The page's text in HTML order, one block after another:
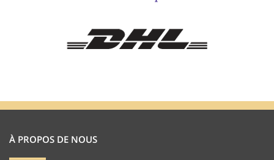
À PROPOS DE NOUS